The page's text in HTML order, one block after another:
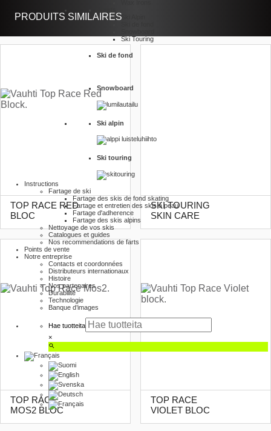
Ski Alpin
Ski Touring
Ski de fond
Snowboard
Ski alpin
Ski touring
Instructions
Fartage de ski
Fartage des skis de fond skating
Fartage et entretien des skis à peau
Fartage d'adherence
Fartage des skis alpins
Nettoyage de vos skis
Catalogues et guides
Nos recommendations de farts
Points de vente
Notre entreprise
Contacts et coordonnées
Distributeurs internationaux
Histoire
Nos partenaires
Durabilité
Technologie
Banque d’images
Hae tuotteita
×
PRODUITS SIMILAIRES
TOP RACE RED
BLOC
SKI TOURING
SKIN CARE
TOP RACE
MOS2 BLOC
TOP RACE
VIOLET BLOC